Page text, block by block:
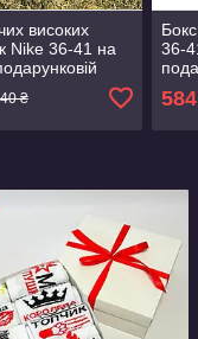
високих
Nike 36-41 на
₴
36-
584